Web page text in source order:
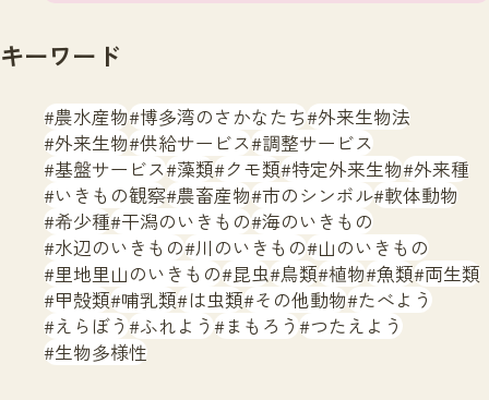
キーワード
農水産物 博多湾のさかなたち 外来生物法
外来生物 供給サービス 調整サービス
基盤サービス 藻類 クモ類 特定外来生物 外来種
いきもの観察 農畜産物 市のシンボル 軟体動物
希少種 干潟のいきもの 海のいきもの
水辺のいきもの 川のいきもの 山のいきもの
里地里山のいきもの 昆虫 鳥類 植物 魚類 両生類
甲殻類 哺乳類 は虫類 その他動物 たべよう
えらぼう ふれよう まもろう つたえよう
生物多様性